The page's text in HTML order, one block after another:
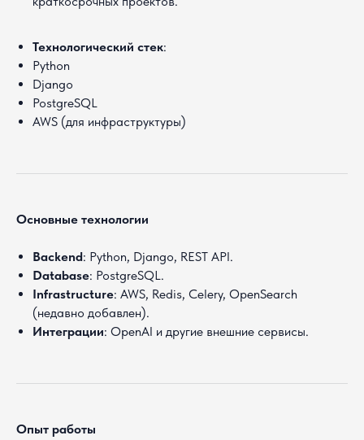
Технологический стек:
Python
Django
PostgreSQL
AWS (для инфраструктуры)
Основные технологии
Backend: Python, Django, REST API.
Database: PostgreSQL.
Infrastructure: AWS, Redis, Celery, OpenSearch
(недавно добавлен).
Интеграции: OpenAI и другие внешние сервисы.
Опыт работы